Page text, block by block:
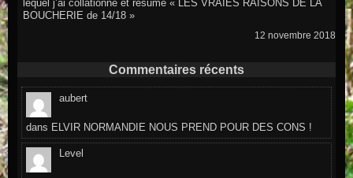
lequel j’ai collationné et résumé « LES VRAIES RAISONS DE LA
BOUCHERIE de 14/18 »
12 novembre 2018
Commentaires récents
aubert
dans ELVIR NORMANDIE NOUS PREND POUR DES CONS !
Level